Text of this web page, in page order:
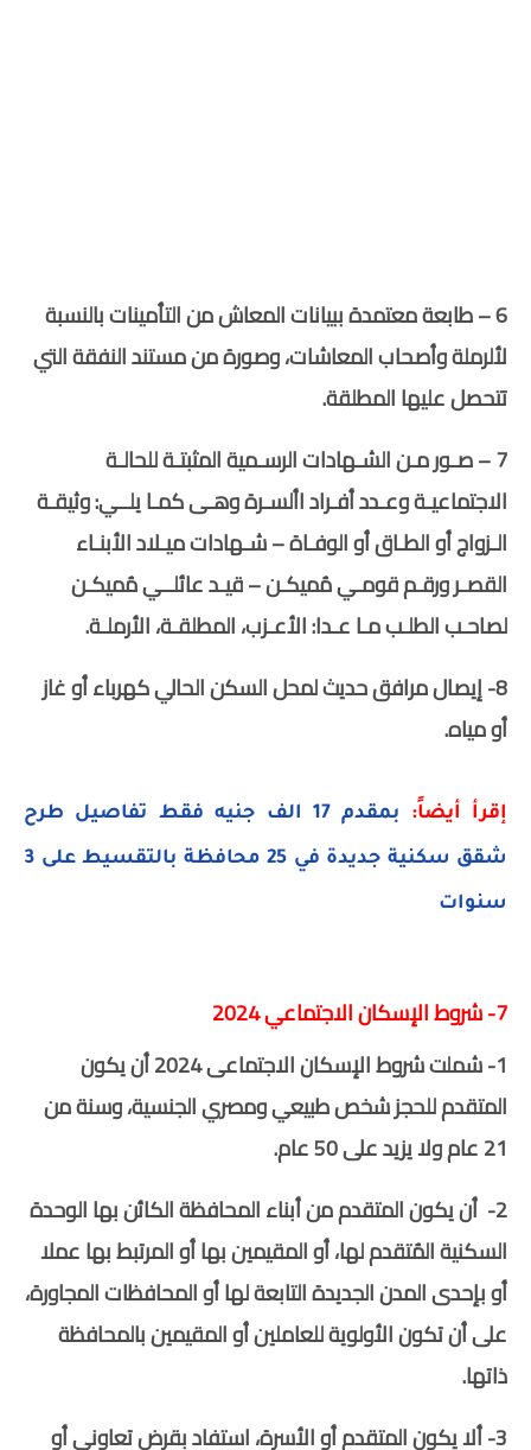
6 – طابعة معتمدة ببيانات المعاش من التأمينات بالنسبة
لألرملة وأصحاب المعاشات، وصورة من مستند النفقة التي
تتحصل عليها المطلقة.
7 – صـور مـن الشـهادات الرسـمية المثبتـة للحالـة
الاجتماعيـة وعـدد أفـراد األسـرة وهـى كمـا يلــي: وثيقـة
الـزواج أو الطـاق أو الوفـاة – شـهادات ميـلاد الأبنـاء
القصـر ورقـم قومـي مُميكـن – قيـد عائلــي مُميكـن
لصاحـب الطلـب مـا عـدا: الأعـزب، المطلقـة، الأرملـة.
8- إيصال مرافق حديث لمحل السكن الحالي كهرباء أو غاز
أو مياه.
إقرأ أيضاً: بمقدم 17 الف جنيه فقط تفاصيل طرح
شقق سكنية جديدة في 25 محافظة بالتقسيط على 3
سنوات
7- شروط الإسكان الاجتماعي 2024
1- شملت شروط الإسكان الاجتماعى 2024 أن يكون
المتقدم للحجز شخص طبيعي ومصري الجنسية، وسنة من
21 عام ولا يزيد على 50 عام.
2- أن يكون المتقدم من أبناء المحافظة الكائن بها الوحدة
السكنية المُتقدم لها، أو المقيمين بها أو المرتبط بها عملا
أو بإحدى المدن الجديدة التابعة لها أو المحافظات المجاورة،
على أن تكون الأولوية للعاملين أو المقيمين بالمحافظة
ذاتها.
3- ألا يكون المتقدم أو الأسرة، استفاد بقرض تعاوني أو